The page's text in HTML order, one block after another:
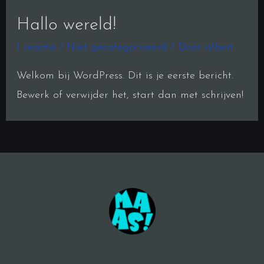
Hallo wereld!
1 reactie / Niet gecategoriseerd / Door albert
Welkom bij WordPress. Dit is je eerste bericht.
Bewerk of verwijder het, start dan met schrijven!